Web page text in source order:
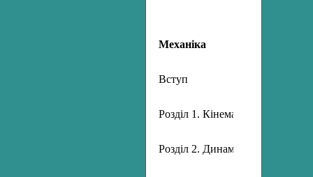
Механіка
Вступ
Розділ 1. Кінематика
Розділ 2. Динаміка